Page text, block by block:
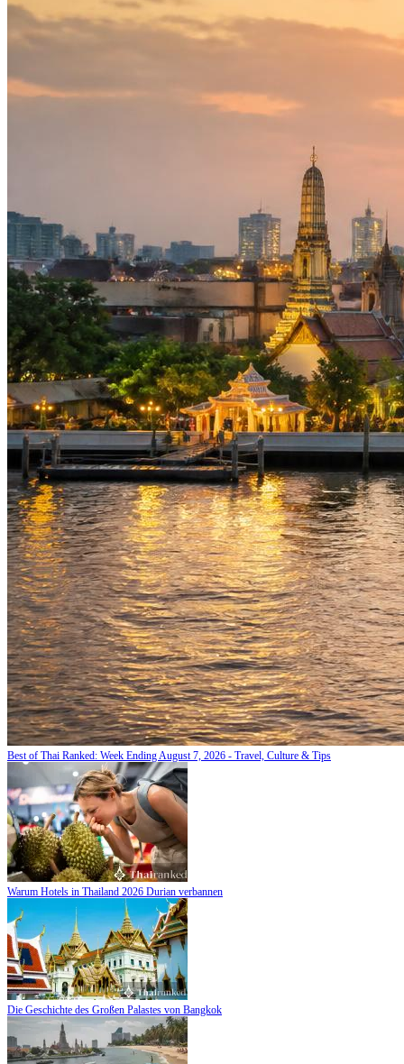
Best of Thai Ranked: Week Ending August 7, 2026 - Travel, Culture & Tips
Warum Hotels in Thailand 2026 Durian verbannen
Die Geschichte des Großen Palastes von Bangkok